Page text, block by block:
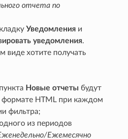
отчета по
Уведомления и
уведомления.
виде хотите получать
Новые отчеты будут
формате HTML при каждом
фильтра;
из периодов
Ежемесячно